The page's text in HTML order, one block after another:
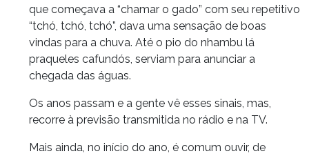
que começava a “chamar o gado” com seu repetitivo
“tchó, tchó, tchó”, dava uma sensação de boas
vindas para a chuva. Até o pio do nhambu lá
praqueles cafundós, serviam para anunciar a
chegada das águas.
Os anos passam e a gente vê esses sinais, mas,
recorre à previsão transmitida no rádio e na TV.
Mais ainda, no início do ano, é comum ouvir, de